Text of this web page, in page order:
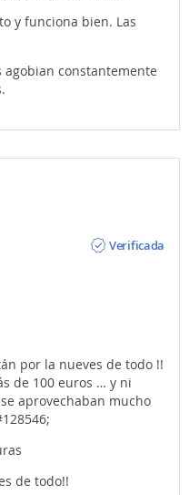
y funciona bien. Las
agobian constantemente
Verificada
por la nueves de todo !!
de 100 euros … y ni
aprovechaban mucho
de todo!!